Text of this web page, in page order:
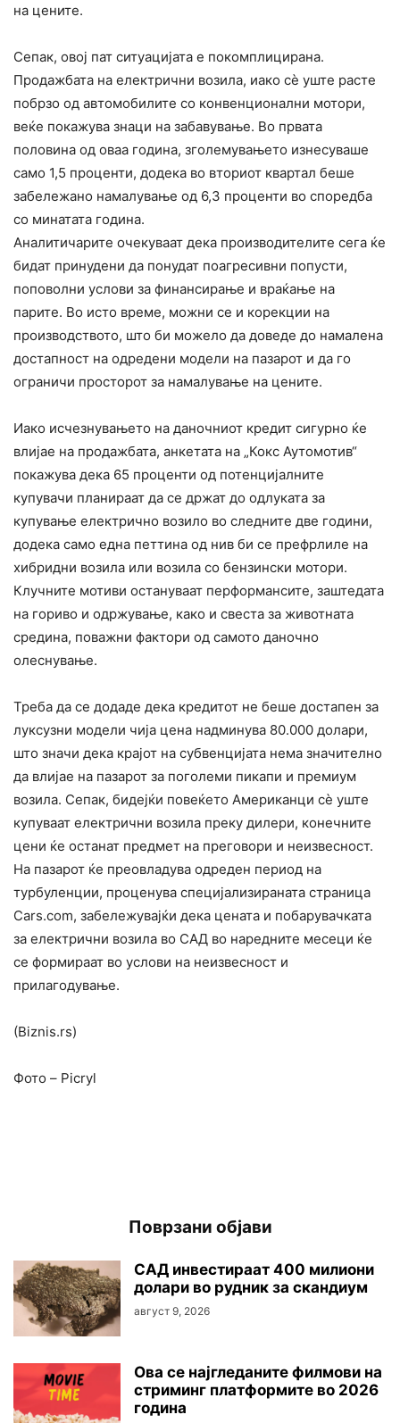
на цените.
Сепак, овој пат ситуацијата е покомплицирана.
Продажбата на електрични возила, иако сè уште расте
побрзо од автомобилите со конвенционални мотори,
веќе покажува знаци на забавување. Во првата
половина од оваа година, зголемувањето изнесуваше
само 1,5 проценти, додека во вториот квартал беше
забележано намалување од 6,3 проценти во споредба
со минатата година.
Аналитичарите очекуваат дека производителите сега ќе
бидат принудени да понудат поагресивни попусти,
поповолни услови за финансирање и враќање на
парите. Во исто време, можни се и корекции на
производството, што би можело да доведе до намалена
достапност на одредени модели на пазарот и да го
ограничи просторот за намалување на цените.
Иако исчезнувањето на даночниот кредит сигурно ќе
влијае на продажбата, анкетата на „Кокс ​​Аутомотив“
покажува дека 65 проценти од потенцијалните
купувачи планираат да се држат до одлуката за
купување електрично возило во следните две години,
додека само една петтина од нив би се префрлиле на
хибридни возила или возила со бензински мотори.
Клучните мотиви остануваат перформансите, заштедата
на гориво и одржување, како и свеста за животната
средина, поважни фактори од самото даночно
олеснување.
Треба да се додаде дека кредитот не беше достапен за
луксузни модели чија цена надминува 80.000 долари,
што значи дека крајот на субвенцијата нема значително
да влијае на пазарот за поголеми пикапи и премиум
возила. Сепак, бидејќи повеќето Американци сè уште
купуваат електрични возила преку дилери, конечните
цени ќе останат предмет на преговори и неизвесност.
На пазарот ќе преовладува одреден период на
турбуленции, проценува специјализираната страница
Cars.com, забележувајќи дека цената и побарувачката
за електрични возила во САД во наредните месеци ќе
се формираат во услови на неизвесност и
прилагодување.
(Biznis.rs)
Фото – Picryl
Поврзани објави
САД инвестираат 400 милиони
долари во рудник за скандиум
август 9, 2026
Ова се најгледаните филмови на
стриминг платформите во 2026
година